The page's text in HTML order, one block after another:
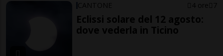
CANTONE 4 ore 7
Eclissi solare del 12 agosto:
dove vederla in Ticino